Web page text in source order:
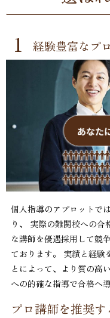
1 経験豊富なプ
個人指導のアプロットで
り、 実際の難関校への
な講師を優遇採用して競
ております。 実績と経験
とによって、より質の高
への的確な指導で合格へ導
プロ講師を推奨す